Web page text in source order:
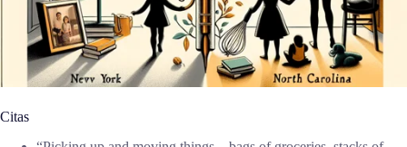
Citas